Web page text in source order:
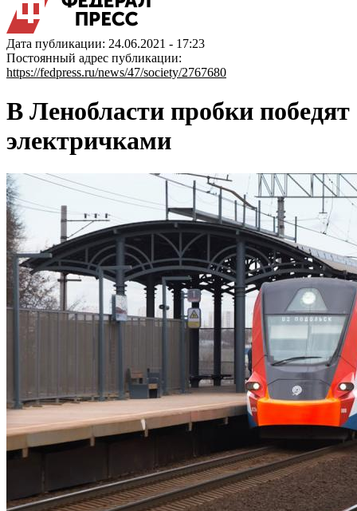
Дата публикации: 24.06.2021 - 17:23
Постоянный адрес публикации:
https://fedpress.ru/news/47/society/2767680
В Ленобласти пробки победят
электричками